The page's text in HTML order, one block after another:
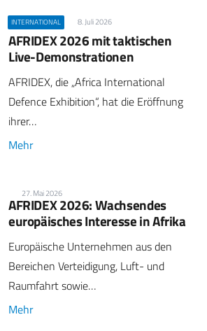
INTERNATIONAL 8. Juli 2026
AFRIDEX 2026 mit taktischen
Live-Demonstrationen
AFRIDEX, die „Africa International
Defence Exhibition“, hat die Eröffnung
ihrer…
Mehr
27. Mai 2026
AFRIDEX 2026: Wachsendes
europäisches Interesse in Afrika
Europäische Unternehmen aus den
Bereichen Verteidigung, Luft- und
Raumfahrt sowie…
Mehr